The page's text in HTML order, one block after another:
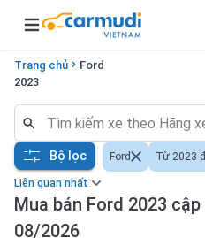
Open main menu
Trang chủ
Ford
2023
Liên quan nhất
Mua bán Ford 2023
08/2026
Bộ lọc Ford Từ 2023